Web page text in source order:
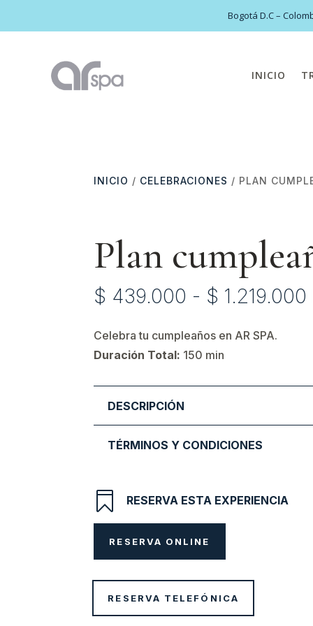
Bogotá D.C –
INICIO
INICIO / CELEBRACIONES / PLAN
Plan
$ 439.000 - $ 1.219.000
Celebra tu cumpleaños en AR SPA.
Duración Total: 150 min
DESCRIPCIÓN
TÉRMINOS Y CONDICIONES
 RESERVA ESTA EXPERIENCIA
RESERVA ONLINE
RESERVA TELEFÓNICA